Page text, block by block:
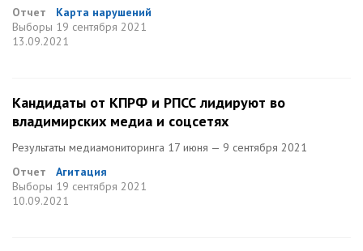
Отчет
Карта нарушений
Выборы 19 сентября 2021
13.09.2021
Кандидаты от КПРФ и РПСС лидируют во
владимирских медиа и соцсетях
Результаты медиамониторинга 17 июня — 9 сентября 2021
Отчет
Агитация
Выборы 19 сентября 2021
10.09.2021